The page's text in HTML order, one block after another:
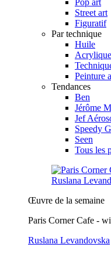
Street art
Figuratif
Par technique
Huile
Acrylique
Peinture
Tendances
Ben
Jérôme
Jef
Speedy
Seen
Tous les
Œuvre de la semaine
Paris Corner Cafe -
Ruslana Levandovska